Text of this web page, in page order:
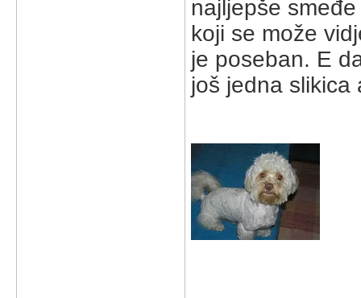
najljepše
koji se može
je poseban. E
još jedna slikica